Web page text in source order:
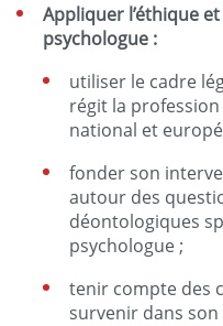
Appliquer l’éthique
psychologue :
utiliser le cadre
régit la
national et
fonder son
autour des
déontologiques
psychologue ;
tenir compte des
survenir dans